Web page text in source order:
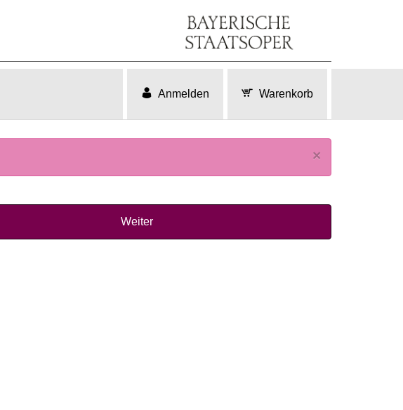
Anmelden Warenkorb
×
Weiter